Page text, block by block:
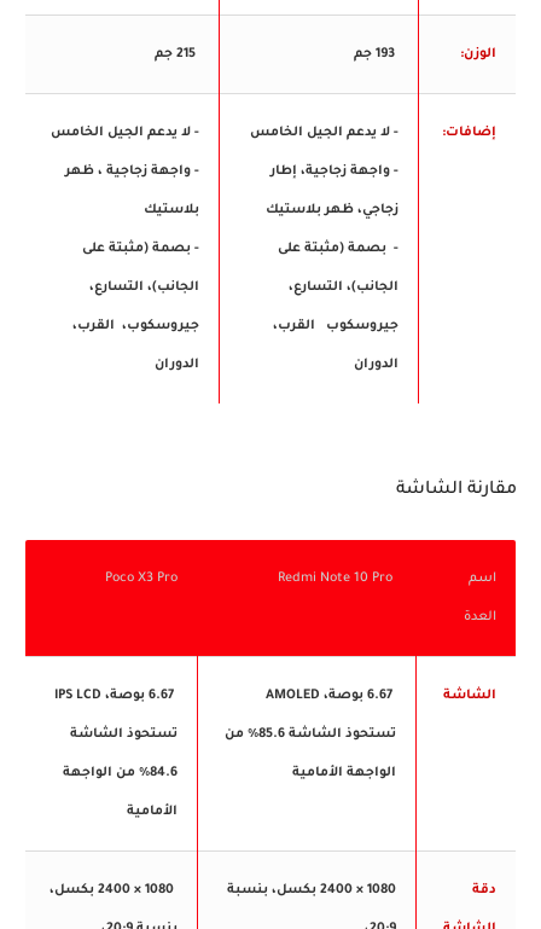
الوزن: 193 جم 215 جم
إضافات: - لا يدعم الجيل الخامس
- واجهة زجاجية، إطار
زجاجي، ظهر بلاستيك
- بصمة (مثبتة على
الجانب)، التسارع،
جيروسكوب القرب،
الدوران
- لا يدعم الجيل الخامس
- واجهة زجاجية ، ظهر
بلاستيك
- بصمة (مثبتة على
الجانب)، التسارع،
جيروسكوب، القرب،
الدوران
مقارنة الشاشة
اسم
العدة
Redmi Note 10 Pro
Poco X3 Pro
الشاشة 6.67 بوصة، AMOLED
تستحوذ الشاشة 85.6% من
الواجهة الأمامية
6.67 بوصة، IPS LCD
تستحوذ الشاشة
84.6% من الواجهة
الأمامية
دقة 1080 × 2400 بكسل، بنسبة 1080 × 2400 بكسل،